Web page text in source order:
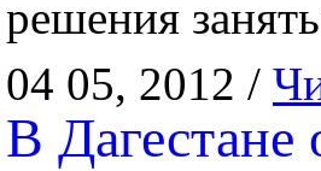
решения
04 05, 2012 /
В Дагестане